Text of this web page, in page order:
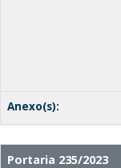
Anexo(s):
Portaria 235/2023